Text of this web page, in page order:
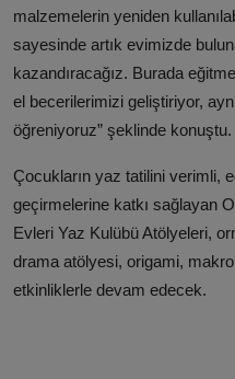
malzemelerin yeniden
sayesinde artık evimizde
kazandıracağız. Burada
el becerilerimizi geliştiriyor,
öğreniyoruz” şeklinde konuştu.
Çocukların yaz tatilini verimli,
geçirmelerine katkı sağlayan
Evleri Yaz Kulübü Atölyeleri,
drama atölyesi, origami,
etkinliklerle devam edecek.